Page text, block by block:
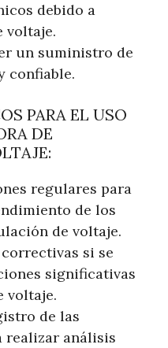
debido a
voltaje.
un suministro de
confiable.
PARA EL USO
DE
regulares para
de los
de voltaje.
si se
significativas
voltaje.
de las
realizar análisis